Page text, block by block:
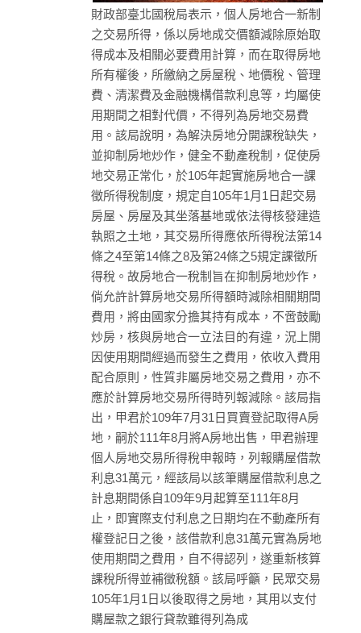
財政部臺北國稅局表示，個人房地合一新制
之交易所得，係以房地成交價額減除原始取
得成本及相關必要費用計算，而在取得房地
所有權後，所繳納之房屋稅、地價稅、管理
費、清潔費及金融機構借款利息等，均屬使
用期間之相對代價，不得列為房地交易費
用。該局說明，為解決房地分開課稅缺失，
並抑制房地炒作，健全不動產稅制，促使房
地交易正常化，於105年起實施房地合一課
徵所得稅制度，規定自105年1月1日起交易
房屋、房屋及其坐落基地或依法得核發建造
執照之土地，其交易所得應依所得稅法第14
條之4至第14條之8及第24條之5規定課徵所
得稅。故房地合一稅制旨在抑制房地炒作，
倘允許計算房地交易所得額時減除相關期間
費用，將由國家分擔其持有成本，不啻鼓勵
炒房，核與房地合一立法目的有違，況上開
因使用期間經過而發生之費用，依收入費用
配合原則，性質非屬房地交易之費用，亦不
應於計算房地交易所得時列報減除。該局指
出，甲君於109年7月31日買賣登記取得A房
地，嗣於111年8月將A房地出售，甲君辦理
個人房地交易所得稅申報時，列報購屋借款
利息31萬元，經該局以該筆購屋借款利息之
計息期間係自109年9月起算至111年8月
止，即實際支付利息之日期均在不動產所有
權登記日之後，該借款利息31萬元實為房地
使用期間之費用，自不得認列，遂重新核算
課稅所得並補徵稅額。該局呼籲，民眾交易
105年1月1日以後取得之房地，其用以支付
購屋款之銀行貸款雖得列為成